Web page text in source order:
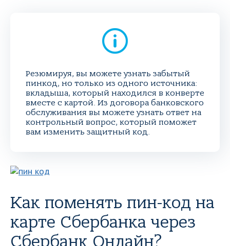
Резюмируя, вы можете узнать забытый
пинкод, но только из одного источника:
вкладыша, который находился в конверте
вместе с картой. Из договора банковского
обслуживания вы можете узнать ответ на
контрольный вопрос, который поможет
вам изменить защитный код.
Как поменять пин-код на
карте Сбербанка через
Сбербанк Онлайн?